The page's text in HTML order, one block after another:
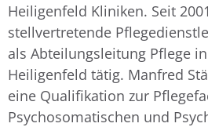
Heiligenfeld Kliniken. Seit
stellvertretende
als Abteilungsleitung Pflege
Heiligenfeld tätig. Manfred
eine Qualifikation zur
Psychosomatischen und